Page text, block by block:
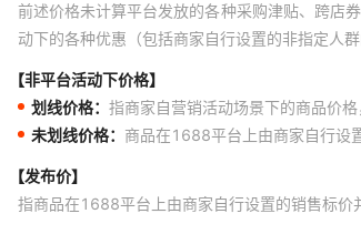
前述价格未计算平台发放的各种采购津贴、跨店
动下的各种优惠（包括商家自行设置的非指定人
【非平台活动下价格】
划线价格： 指商家自营销活动场景下的商品价
未划线价格： 商品在1688平台上由商家自行设
【发布价】
指商品在1688平台上由商家自行设置的销售标价